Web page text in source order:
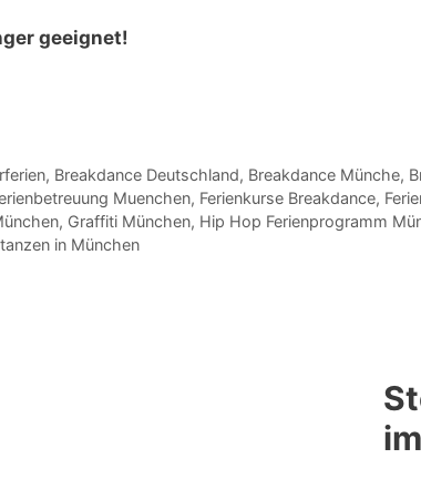
geeignet!
, Breakdance Deutschland, Breakdance Münche,
Muenchen, Ferienkurse Breakdance,
, Graffiti München, Hip Hop Ferienprogramm
tanzen in München